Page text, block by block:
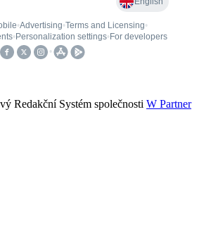
Redakční Systém společnosti W Partner